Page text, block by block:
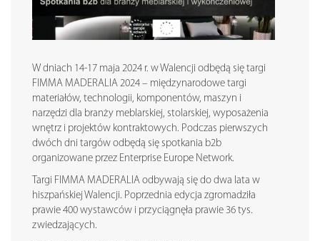
W dniach 14-17 maja 2024 r. w Walencji odbędą się targi
FIMMA MADERALIA 2024 – międzynarodowe targi
materiałów, technologii, komponentów, maszyn i
narzędzi dla branży meblarskiej, stolarskiej, wyposażenia
wnętrz i projektów kontraktowych. Podczas pierwszych
dwóch dni targów odbędą się spotkania b2b
organizowane przez Enterprise Europe Network.
Targi FIMMA MADERALIA odbywają się do dwa lata w
hiszpańskiej Walencji. Poprzednia edycja zgromadziła
prawie 400 wystawców i przyciągnęła prawie 36 tys.
zwiedzających.